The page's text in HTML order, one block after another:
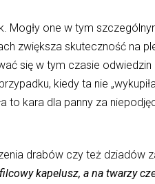
Mogły one w tym
zwiększa skuteczność na
się w tym czasie
kiedy ta nie
to kara dla panny za
drabów czy też dziadów
filcowy kapelusz, a na twarzy